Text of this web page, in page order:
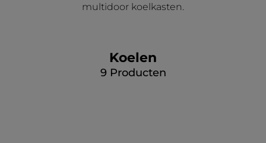
multidoor koelkasten.
Koelen
9 Producten